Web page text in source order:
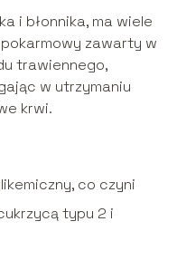
i błonnika, ma wiele
zawarty w
trawiennego,
w utrzymaniu
krwi.
co czyni
typu 2 i